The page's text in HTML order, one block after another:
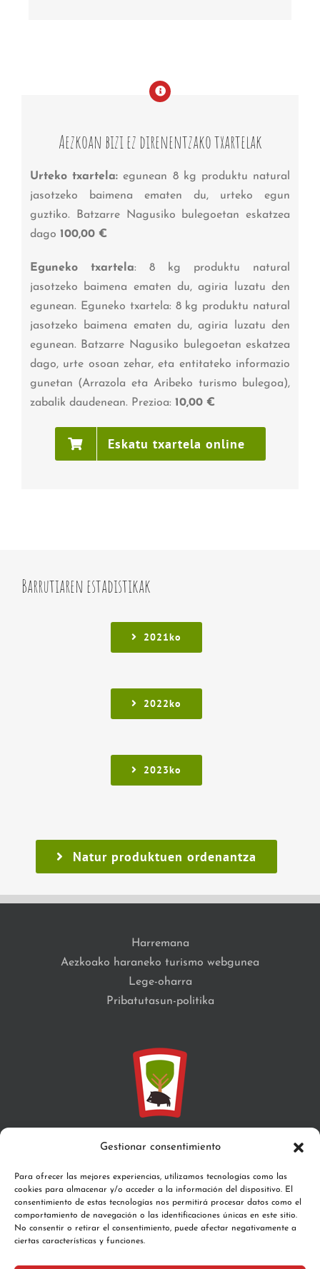
Gestionar consentimiento
Para ofrecer las mejores experiencias, utilizamos tecnologías como las
cookies para almacenar y/o acceder a la información del dispositivo. El
consentimiento de estas tecnologías nos permitirá procesar datos como el
comportamiento de navegación o las identificaciones únicas en este sitio.
No consentir o retirar el consentimiento, puede afectar negativamente a
ciertas características y funciones.
Aezkoan bizi ez direnentzako txartelak
Urteko txartela:egunean 8 kg produktu natural
jasotzeko baimena ematen du, urteko egun
guztiko. Batzarre Nagusiko bulegoetan eskatzea
dago 100,00 €
Eguneko txartela: 8 kg produktu natural
jasotzeko baimena ematen du, agiria luzatu den
egunean. Eguneko txartela: 8 kg produktu natural
jasotzeko baimena ematen du, agiria luzatu den
egunean. Batzarre Nagusiko bulegoetan eskatzea
dago, urte osoan zehar, eta entitateko informazio
gunetan (Arrazola eta Aribeko turismo bulegoa),
zabalik daudenean. Prezioa: 10,00 €
Eskatu txartela online
Barrutiaren estadistikak
2021ko
2022ko
2023ko
Natur produktuen ordenantza
Harremana
Aezkoako haraneko turismo webgunea
Lege-oharra
Pribatutasun-politika
Telefonoa:948 76 43 75
Email:valledeaezkoa@gmail.com